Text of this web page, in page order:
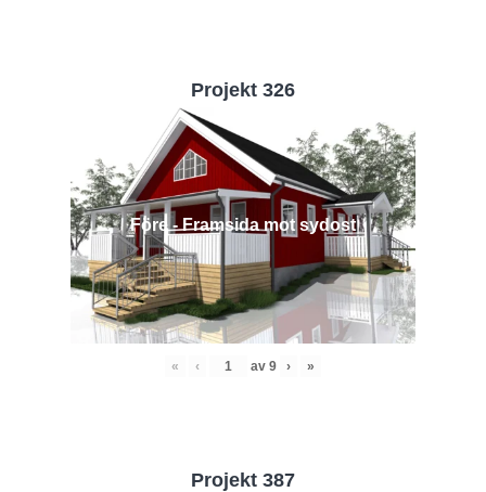
Projekt 326
Före - Framsida mot sydost
« ‹ av 9 › »
Projekt 387